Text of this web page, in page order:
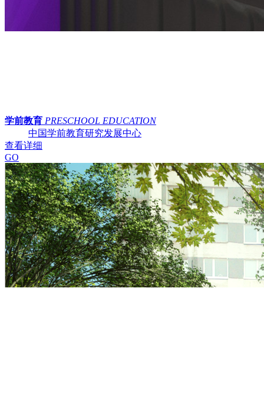
学前教育 PRESCHOOL EDUCATION
中国学前教育研究发展中心
查看详细
GO